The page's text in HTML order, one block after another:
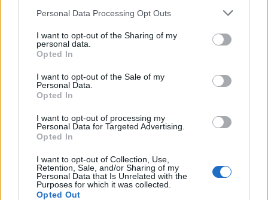
Please note that this website/app uses one or more Google
not limited to your visit or usage behaviour. You may click to
grant or deny consent to Google and its third-party tags to
use your data for below specified purposes in below Google
consent section.
Personal Data Processing Opt Outs
I want to opt-out of the Sharing of my
personal data.
Opted In
I want to opt-out of the Sale of my
Personal Data.
Opted In
I want to opt-out of processing my
Personal Data for Targeted Advertising.
Opted In
I want to opt-out of Collection, Use,
Retention, Sale, and/or Sharing of my
Personal Data that Is Unrelated with the
Purposes for which it was collected.
Opted Out
Pataki András színházigazgató
mindent vitt
szinhaz szerk.• 2016. december 23.
Pataki András a soproni Petőfi Színház igazgatója és
főrendezője 2017. februárjától a színházat igazgató
Kft. vezetését is megkapta.